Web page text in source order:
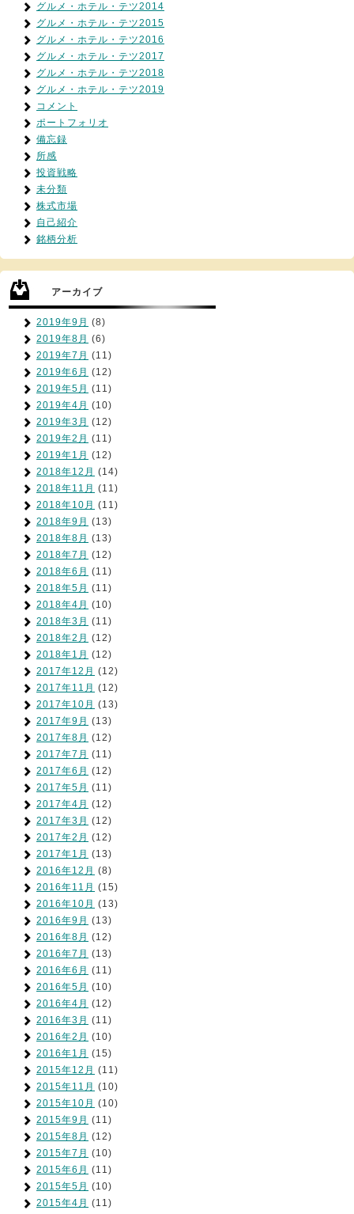
グルメ・ホテル・テツ2014
グルメ・ホテル・テツ2015
グルメ・ホテル・テツ2016
グルメ・ホテル・テツ2017
グルメ・ホテル・テツ2018
グルメ・ホテル・テツ2019
コメント
ポートフォリオ
備忘録
所感
投資戦略
未分類
株式市場
自己紹介
銘柄分析
アーカイブ
2019年9月 (8)
2019年8月 (6)
2019年7月 (11)
2019年6月 (12)
2019年5月 (11)
2019年4月 (10)
2019年3月 (12)
2019年2月 (11)
2019年1月 (12)
2018年12月 (14)
2018年11月 (11)
2018年10月 (11)
2018年9月 (13)
2018年8月 (13)
2018年7月 (12)
2018年6月 (11)
2018年5月 (11)
2018年4月 (10)
2018年3月 (11)
2018年2月 (12)
2018年1月 (12)
2017年12月 (12)
2017年11月 (12)
2017年10月 (13)
2017年9月 (13)
2017年8月 (12)
2017年7月 (11)
2017年6月 (12)
2017年5月 (11)
2017年4月 (12)
2017年3月 (12)
2017年2月 (12)
2017年1月 (13)
2016年12月 (8)
2016年11月 (15)
2016年10月 (13)
2016年9月 (13)
2016年8月 (12)
2016年7月 (13)
2016年6月 (11)
2016年5月 (10)
2016年4月 (12)
2016年3月 (11)
2016年2月 (10)
2016年1月 (15)
2015年12月 (11)
2015年11月 (10)
2015年10月 (10)
2015年9月 (11)
2015年8月 (12)
2015年7月 (10)
2015年6月 (11)
2015年5月 (10)
2015年4月 (11)